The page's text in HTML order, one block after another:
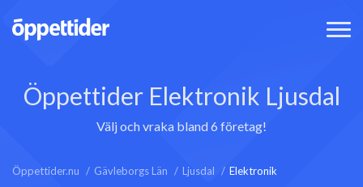
Öppettider Elektronik Ljusdal
Välj och vraka bland 6 företag!
Öppettider.nu Gävleborgs Län Ljusdal Elektronik